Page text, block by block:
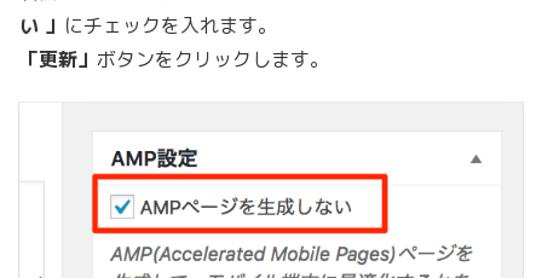
い 」 にチェックを入れます。
「更新」 ボタンをクリックします。